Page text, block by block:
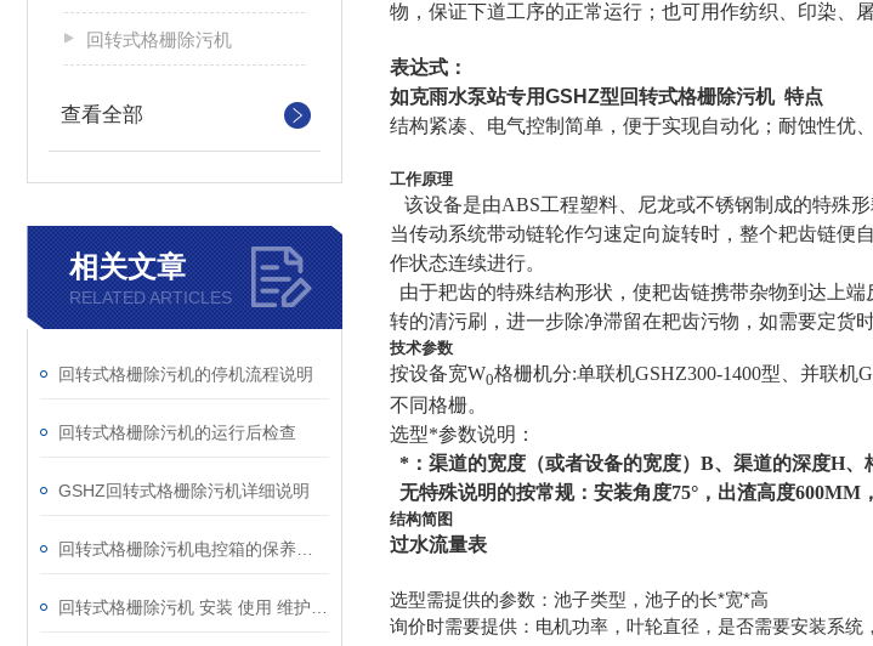
回转式格栅除污机
查看全部
相关文章
RELATED ARTICLES
回转式格栅除污机的停机流程说明
回转式格栅除污机的运行后检查
GSHZ回转式格栅除污机详细说明
物，保证下道工序的正常运行；也可用作纺织、印染、
表达式：
如克雨水泵站专用GSHZ型回转式格栅除污机特点
结构紧凑、电气控制简单，便于实现自动化；耐蚀性优
工作原理
该设备是由ABS工程塑料、尼龙或不锈钢制成的特殊
当传动系统带动链轮作匀速定向旋转时，整个耙齿链便
作状态连续进行。
由于耙齿的特殊结构形状，使耙齿链携带杂物到达上
转的清污刷，进一步除净滞留在耙齿污物，如需要定货时
技术参数
按设备宽W0格栅机分:单联机GSHZ300-1400型、并联
不同格栅。
选型*参数说明：
*：渠道的宽度（或者设备的宽度）B、渠道的深度H、
无特殊说明的按常规：安装角度75°，出渣高度600MM
结构简图
过水流量表
选型需提供的参数：池子类型，池子的长*宽*高
询价时需要提供：电机功率，叶轮直径，是否需要安装系统，